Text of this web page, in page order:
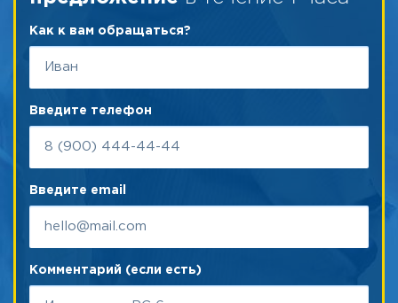
Как к вам обращаться?
Введите телефон
Введите email
Комментарий (если есть)